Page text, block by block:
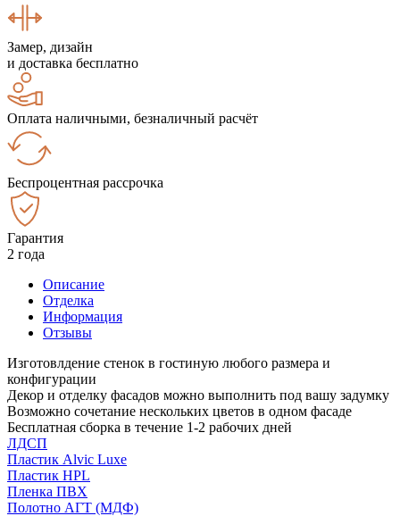
Замер, дизайн
и доставка бесплатно
Оплата наличными, безналичный расчёт
Беспроцентная рассрочка
Гарантия
2 года
Описание
Отделка
Информация
Отзывы
Изготовлдение стенок в гостиную любого размера и
конфигурации
Декор и отделку фасадов можно выполнить под вашу задумку
Возможно сочетание нескольких цветов в одном фасаде
Бесплатная сборка в течение 1-2 рабочих дней
ЛДСП
Пластик Alvic Luxe
Пластик HPL
Пленка ПВХ
Полотно АГТ (МДФ)